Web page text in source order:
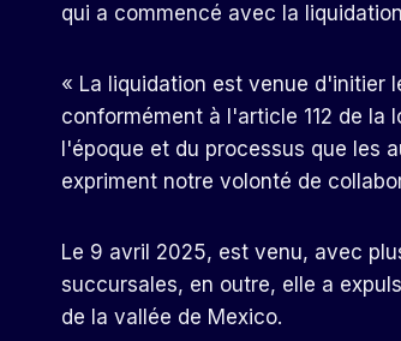
qui a commencé avec la
« La liquidation est venue d'initier
conformément à l'article 112 de la
l'époque et du processus que les
expriment notre volonté de
Le 9 avril 2025, est venu, avec
succursales, en outre, elle a
de la vallée de Mexico.